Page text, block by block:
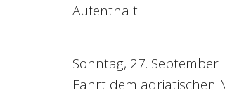
Aufenthalt.
Sonntag, 27. September
Fahrt dem adriatischen